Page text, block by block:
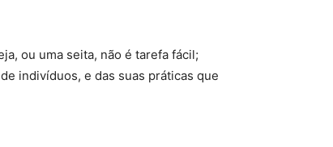
ou uma seita, não é tarefa fácil;
indivíduos, e das suas práticas que